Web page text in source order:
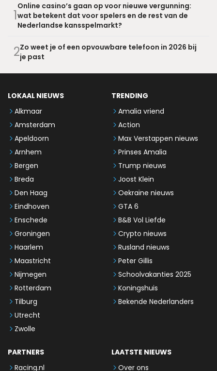
1
Online casino’s gaan op voor nieuwe vergunning:
wat betekent dat voor spelers en de rest van de
Nederlandse kansspelmarkt?
2Zo weet je of een opvouwbare telefoon in 2026 bij
je past
LOKAAL NIEUWS
Alkmaar
Amsterdam
Apeldoorn
Arnhem
Bergen
Breda
Den Haag
Eindhoven
Enschede
Groningen
Haarlem
Maastricht
Nijmegen
Rotterdam
Tilburg
Utrecht
Zwolle
TRENDING
Amalia vriend
Action
Max Verstappen nieuws
Prinses Amalia
Trump nieuws
Joost Klein
Oekraïne nieuws
GTA 6
B&B Vol Liefde
Crypto nieuws
Rusland nieuws
Peter Gillis
Schoolvakanties 2025
Koningshuis
Bekende Nederlanders
PARTNERS
Racing.nl
LAATSTE NIEUWS
Over ons